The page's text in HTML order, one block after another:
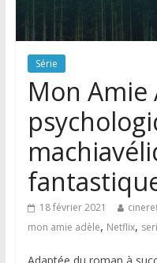
Série
Mon
18 février 2021
mon amie adèle, Netflix,